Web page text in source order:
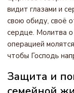
видит глазами и
свою обиду, своё
сердце. Молитва
операцией
чтобы Господь
Защита и